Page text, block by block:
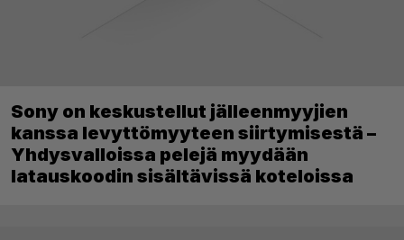
Sony on keskustellut jälleenmyyjien
kanssa levyttömyyteen siirtymisestä –
Yhdysvalloissa pelejä myydään
latauskoodin sisältävissä koteloissa